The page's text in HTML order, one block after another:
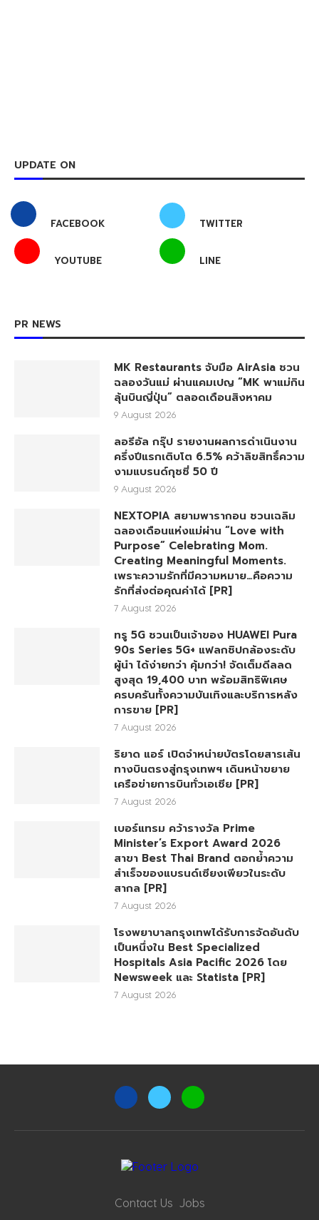
UPDATE ON
FACEBOOK TWITTER
YOUTUBE LINE
PR NEWS
MK Restaurants จับมือ AirAsia ชวน
ฉลองวันแม่ ผ่านแคมเปญ “MK พาแม่กิน
ลุ้นบินญี่ปุ่น” ตลอดเดือนสิงหาคม
9 August 2026
ลอรีอัล กรุ๊ป รายงานผลการดำเนินงาน
ครึ่งปีแรกเติบโต 6.5% คว้าลิขสิทธิ์ความ
งามแบรนด์กุชชี่ 50 ปี
9 August 2026
NEXTOPIA สยามพารากอน ชวนเฉลิม
ฉลองเดือนแห่งแม่ผ่าน “Love with
Purpose” Celebrating Mom.
Creating Meaningful Moments.
เพราะความรักที่มีความหมาย…คือความ
รักที่ส่งต่อคุณค่าได้ [PR]
7 August 2026
ทรู 5G ชวนเป็นเจ้าของ HUAWEI Pura
90s Series 5G+ แฟลกชิปกล้องระดับ
ผู้นำ ได้ง่ายกว่า คุ้มกว่า! จัดเต็มดีลลด
สูงสุด 19,400 บาท พร้อมสิทธิพิเศษ
ครบครันทั้งความบันเทิงและบริการหลัง
การขาย [PR]
7 August 2026
ริยาด แอร์ เปิดจำหน่ายบัตรโดยสารเส้น
ทางบินตรงสู่กรุงเทพฯ เดินหน้าขยาย
เครือข่ายการบินทั่วเอเชีย [PR]
7 August 2026
เบอร์แทรม คว้ารางวัล Prime
Minister’s Export Award 2026
สาขา Best Thai Brand ตอกย้ำความ
สำเร็จของแบรนด์เซียงเพียวในระดับ
สากล [PR]
7 August 2026
โรงพยาบาลกรุงเทพได้รับการจัดอันดับ
เป็นหนึ่งใน Best Specialized
Hospitals Asia Pacific 2026 โดย
Newsweek และ Statista [PR]
7 August 2026
Contact Us Jobs